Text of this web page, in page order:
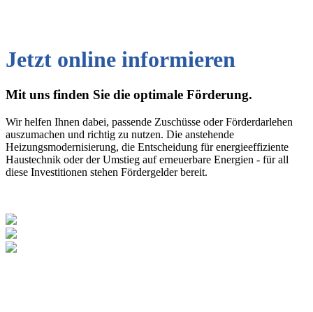
Jetzt online informieren
Mit uns finden Sie die optimale Förderung.
Wir helfen Ihnen dabei, passende Zuschüsse oder Förderdarlehen
auszumachen und richtig zu nutzen. Die anstehende
Heizungsmodernisierung, die Entscheidung für energieeffiziente
Haustechnik oder der Umstieg auf erneuerbare Energien - für all
diese Investitionen stehen Fördergelder bereit.